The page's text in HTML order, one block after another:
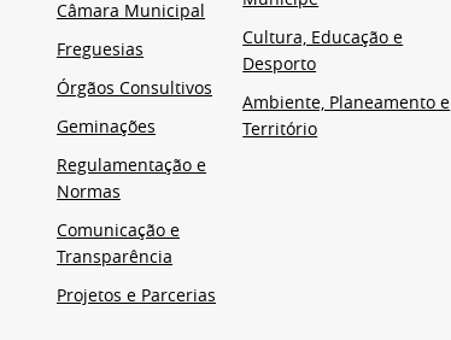
Câmara Municipal
Freguesias
Órgãos Consultivos
Geminações
Regulamentação e
Normas
Comunicação e
Transparência
Projetos e Parcerias
Cultura, Educação e
Desporto
Ambiente, Planeamento e
Território